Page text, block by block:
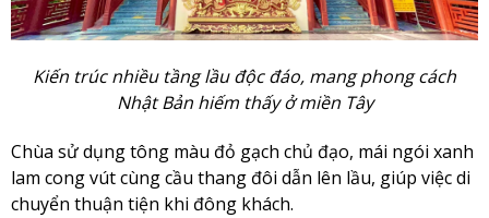
Kiến trúc nhiều tầng lầu độc đáo, mang phong cách
Nhật Bản hiếm thấy ở miền Tây
Chùa sử dụng tông màu đỏ gạch chủ đạo, mái ngói xanh
lam cong vút cùng cầu thang đôi dẫn lên lầu, giúp việc di
chuyển thuận tiện khi đông khách.